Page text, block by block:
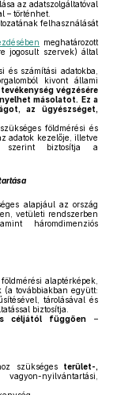
az adatszolgáltatóval
– történhet.
felhasználását
meghatározott
jogosult szervek) által
és számítási adatokba,
kivont állami
tevékenység végzésére
másolatot. Ez a
az ügyészséget,
földmérési és
adatok kezelője, illetve
szerint biztosítja a
alapjául az ország
vetületi rendszerben
háromdimenziós
alaptérképek,
(a továbbiakban együtt:
tárolásával és
biztosítja.
céljától függően–
szükséges terület-,
nyilvántartási,